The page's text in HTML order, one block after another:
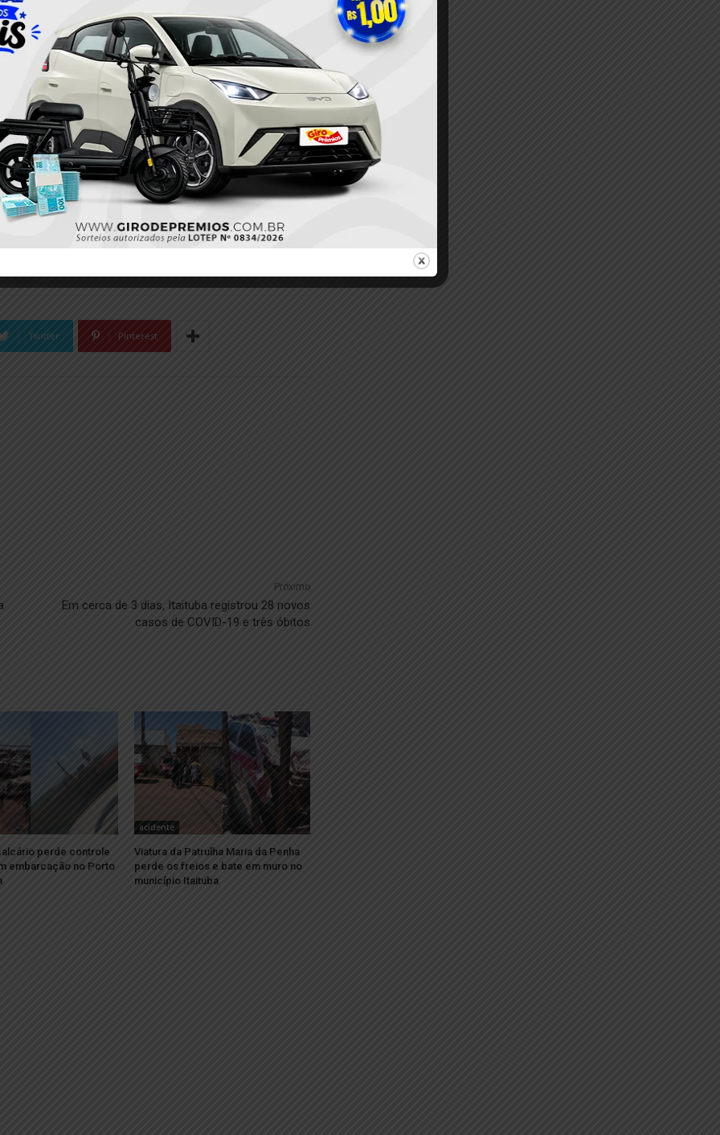
00:48
Twitter Pinterest
Próximo
Em cerca de 3 dias, Itaituba registrou 28 novos
casos de COVID-19 e três óbitos
perde controle
embarcação no Porto
acidente
Viatura da Patrulha Maria da Penha
perde os freios e bate em muro no
município Itaituba